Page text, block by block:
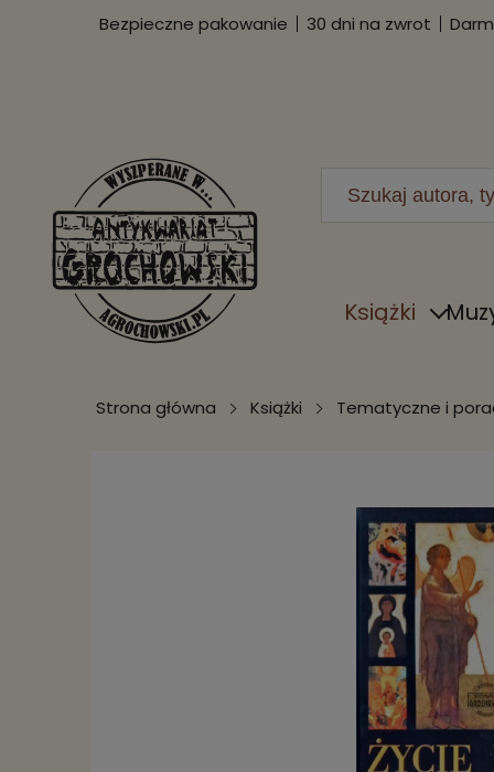
Bezpieczne pakowanie 30 dni na zwrot
Książki
Strona główna Książki Tematyczne i